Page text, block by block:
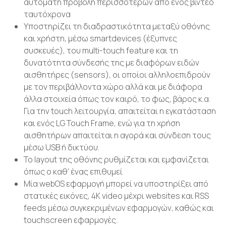
ταυτόχρονα
Υποστηρίζει τη διαδραστικότητα μεταξύ οθόνης
και χρήστη, μέσω smartdevices (έξυπνες
συσκευές), του multi-touch feature και τη
δυνατότητα σύνδεσής της με διαφόρων ειδών
αισθητήρες (sensors), οι οποίοι αλληλοεπιδρούν
με τον περιβάλλοντα χώρο αλλά και με διάφορα
άλλα στοιχεία όπως τον καιρό, το φως, βάρος κ.α.
Για την touch λειτουργία, απαιτείται η εγκατάσταση
και ενός LG Touch Frame, ενώ για τη χρήση
αισθητήρων απαιτείται η αγορά και σύνδεση τους
μέσω USB ή δικτύου.
Το layout της οθόνης ρυθμίζεται και εμφανίζεται
όπως ο καθ’ ένας επιθυμεί
Μία webOS εφαρμογή μπορεί να υποστηρίξει από
στατικές εικόνες, 4Κ video μέχρι websites και RSS
feeds μέσω συγκεκριμένων εφαρμογών, καθώς και
touchscreen εφαρμογές.